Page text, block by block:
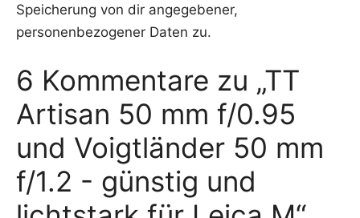
Speicherung von dir angegebener,
personenbezogener Daten zu.
6 Kommentare zu „TT
Artisan 50 mm f/0.95
und Voigtländer 50 mm
f/1.2 - günstig und